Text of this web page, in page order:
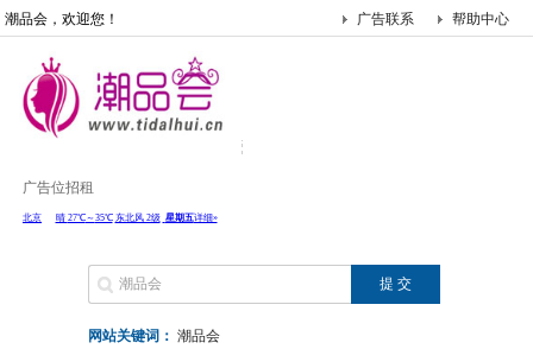
潮品会，欢迎您！ 帮助中心
广告联系
广告位招租
网站关键词： 潮品会